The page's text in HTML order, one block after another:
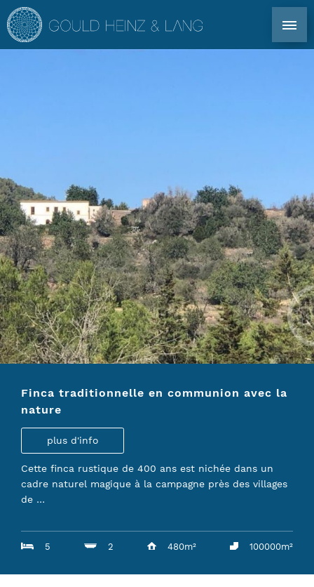
POUR LES PROPRIÉTAIRES
PROFIL
MARCHÉ
DEMANDE
SERVICE
Finca traditionnelle en communion avec la
nature
plus d'info
Cette finca rustique de 400 ans est nichée dans un
cadre naturel magique à la campagne près des villages
de …
5 2 480m² 100000m²